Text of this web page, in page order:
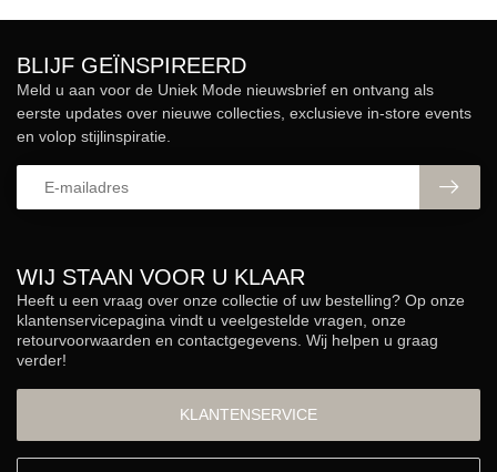
WIJ STAAN VOOR U KLAAR
Heeft u een vraag over onze collectie of uw bestelling? Op onze
klantenservicepagina vindt u veelgestelde vragen, onze
retourvoorwaarden en contactgegevens. Wij helpen u graag
verder!
KLANTENSERVICE
BLIJF GEÏNSPIREERD
Meld u aan voor de Uniek Mode nieuwsbrief en ontvang als
eerste updates over nieuwe collecties, exclusieve in-store events
en volop stijlinspiratie.